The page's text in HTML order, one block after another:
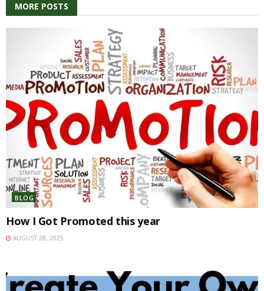
Viet Career Conference 2025 - Professional
01:26:46
Viet Career Conference 2025 - Keynote
Speaker
00:25:25
Viet Career Conference 2025 - Opening and
Sponsor Speech
00:29:12
Dream Big, Rise High: Launching Your Career in
a Crisis | Viet Career Conference 2025
01:43:37
From 1 to N: Build Your First 5 Years to
Accelerate Your Career - Viet Career
MORE POSTS
BLOG
How I Got Promoted this year
AUGUST 28, 2025